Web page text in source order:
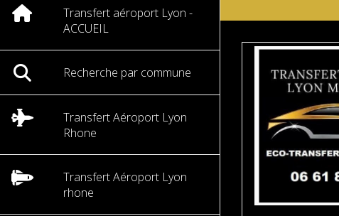
Transfert aéroport Lyon -
ACCUEIL
Recherche par commune
Transfert Aéroport Lyon
Rhone
Transfert Aéroport Lyon
rhone